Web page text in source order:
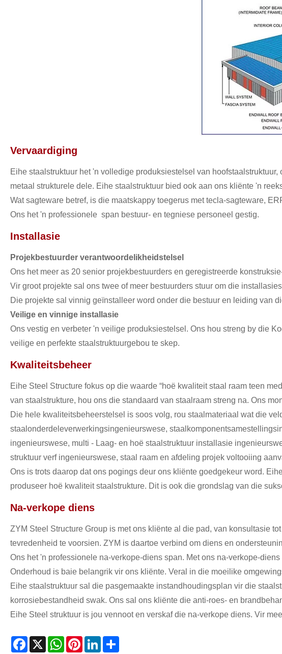
Vervaardiging
Eihe staalstruktuur het 'n volledige produksiestelsel van
metaal strukturele dele. Eihe staalstruktuur bied ook aan ons kliënte 'n
Wat sagteware betref, is die maatskappy toegerus met tecla-sagteware,
Ons het 'n professionele span bestuur- en tegniese personeel gestig.
Installasie
Projekbestuurder verantwoordelikheidstelsel
Ons het meer as 20 senior projekbestuurders en geregistreerde
Vir groot projekte sal ons twee of meer bestuurders stuur om die
Die projekte sal vinnig geïnstalleer word onder die bestuur en leiding van
Veilige en vinnige installasie
Ons vestig en verbeter 'n veilige produksiestelsel. Ons hou streng by die
veilige en perfekte staalstruktuurgebou te skep.
Kwaliteitsbeheer
Eihe Steel Structure fokus op die waarde “hoë kwaliteit staal raam teen
van staalstrukture, hou ons die standaard van staalraam streng na. Ons
Die hele kwaliteitsbeheerstelsel is soos volg, rou staalmateriaal wat die
staalonderdeleverwerkingsingenieurswese,
ingenieurswese, multi - Laag- en hoë staalstruktuur installasie
struktuur verf ingenieurswese, staal raam en afdeling projek voltooiing
Ons is trots daarop dat ons pogings deur ons kliënte goedgekeur word.
produseer hoë kwaliteit staalstrukture. Dit is ook die grondslag van die
Na-verkope diens
ZYM Steel Structure Group is met ons kliënte al die pad, van konsultasie
tevredenheid te voorsien. ZYM is daartoe verbind om diens en
Ons het 'n professionele na-verkope-diens span. Met ons na-verkope-
Onderhoud is baie belangrik vir ons kliënte. Veral in die moeilike
Eihe staalstruktuur sal die pasgemaakte instandhoudingsplan vir die
korrosiebestandheid swak. Ons sal ons kliënte die anti-roes- en
Eihe Steel struktuur is jou vennoot en verskaf die na-verkope diens. Vir
Facebook
X WhatsAppPinterestLinkedIn